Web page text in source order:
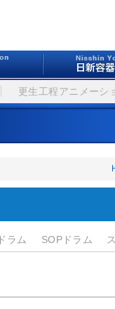
更生工程アニメーシ
ラム SOPドラム